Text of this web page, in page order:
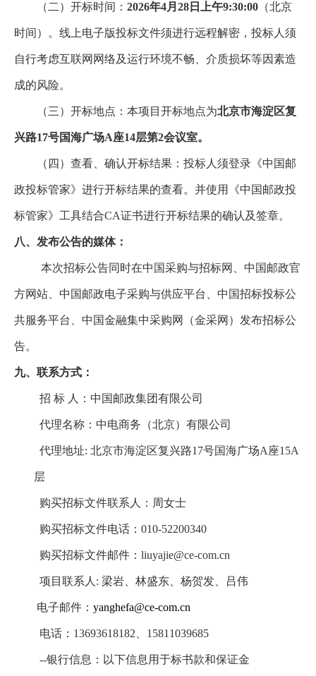
（二）开标时间： 2026年4月28日上午9:30:00 （北京
时间）。线上电子版投标文件须进行远程解密，投标人须
自行考虑互联网网络及运行环境不畅、介质损坏等因素造
成的风险。
（三）开标地点：本项目开标地点为北京市海淀区复
兴路17号国海广场A座14层第2会议室。
（四）查看、确认开标结果：投标人须登录《中国邮
政投标管家》进行开标结果的查看。并使用《中国邮政投
标管家》工具结合CA证书进行开标结果的确认及签章。
八、发布公告的媒体：
本次招标公告同时在中国采购与招标网、中国邮政官
方网站、中国邮政电子采购与供应平台、中国招标投标公
共服务平台、中国金融集中采购网（金采网）发布招标公
告。
九、联系方式：
招 标 人：中国邮政集团有限公司
代理名称：中电商务（北京）有限公司
代理地址: 北京市海淀区复兴路17号国海广场A座15A
层
购买招标文件联系人：周女士
购买招标文件电话：010-52200340
购买招标文件邮件：liuyajie@ce-com.cn
项目联系人: 梁岩、林盛东、杨贺发、吕伟
电子邮件： yanghefa@ce-com.cn
电话：13693618182、15811039685
--银行信息：以下信息用于标书款和保证金